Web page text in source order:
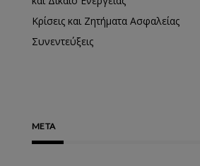
Κρίσεις και Ζητήματα Ασφαλείας
Συνεντεύξεις
META